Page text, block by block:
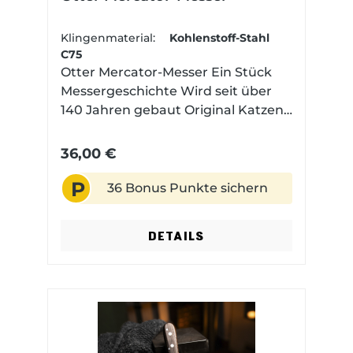
Klingenmaterial: Kohlenstoff-Stahl
C75
Otter Mercator-Messer Ein Stück
Messergeschichte Wird seit über
140 Jahren gebaut Original Katzen
Carbon Stahl Altbewährt und
Mercator ist eine absolute Legende
unter den Taschenmessern. Auch
„Black Cat Knive“ bekannt, erlangt
Berühmtheit, als die
amerikanischen GIs die
Klappmesser aus Deutschland mit
36,00 €
P 36 Bonus Punkte sichern
DETAILS